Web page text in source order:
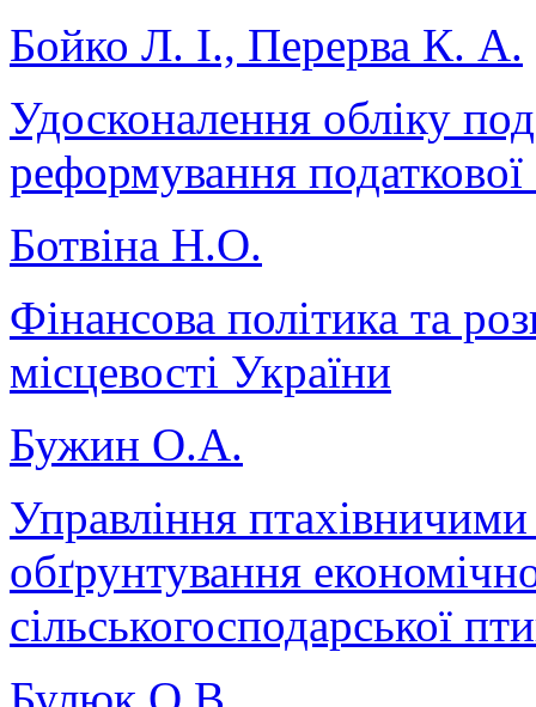
Бойко Л. І., Перерва К. А.
Удосконалення обліку
реформування
Ботвіна Н.О.
Фінансова політика та
місцевості України
Бужин О.А.
Управління
обґрунтування
сільськогосподарської